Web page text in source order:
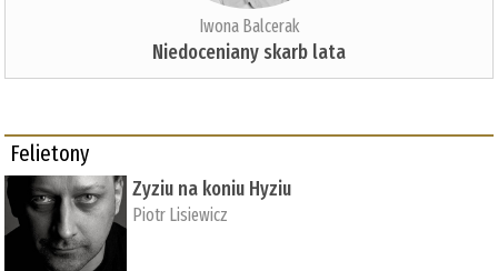
Iwona Balcerak
Niedoceniany skarb lata
Felietony
Zyziu na koniu Hyziu
Piotr Lisiewicz